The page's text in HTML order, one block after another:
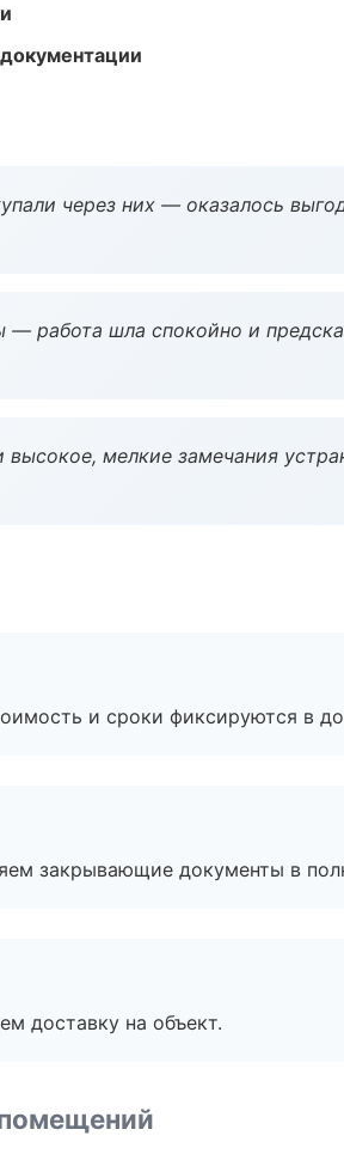
через них — оказалось
— работа шла спокойно и
мелкие замечания
и сроки фиксируются в
закрывающие документы в
доставку на объект.